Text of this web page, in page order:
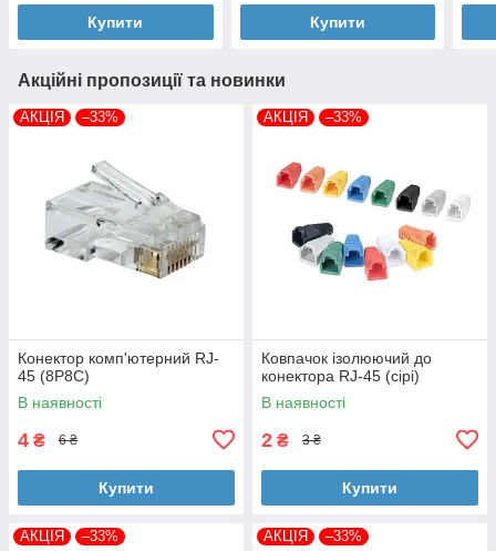
Купити Купити
Акційні пропозиції та новинки
АКЦІЯ –33%
Конектор комп'ютерний RJ-
45 (8P8C)
В наявності
4 ₴ 6 ₴
Купити
АКЦІЯ –33%
Ковпачок ізолюючий до
конектора RJ-45 (сірі)
В наявності
2 ₴ 3 ₴
Купити
АКЦІЯ –33% АКЦІЯ –33%